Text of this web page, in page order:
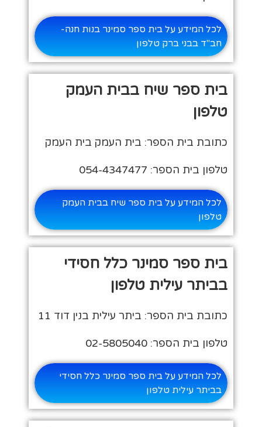
לכל המידע על בית ספר סמינר בנות חנה-
חב"ד בבני ברק טלפון
בית ספר שיח בבית העמק
טלפון
כתובת בית הספר: בית העמק בית העמק
טלפון בית הספר: 054-4347477
לכל המידע על בית ספר שיח בבית העמק
טלפון
בית ספר סמינר כלל חסידי
בביתר עילית טלפון
כתובת בית הספר: ביתר עילית בנין דוד 11
טלפון בית הספר: 02-5805040
לכל המידע על בית ספר סמינר כלל חסידי
בביתר עילית טלפון